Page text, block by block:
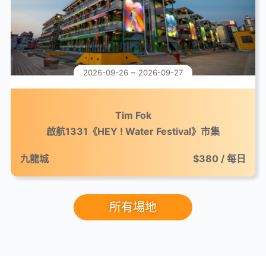
2026-09-26 ~ 2026-09-27
Tim Fok
啟航1331《HEY ! Water Festival》市集
九龍城 $380 / 每日
所有場地